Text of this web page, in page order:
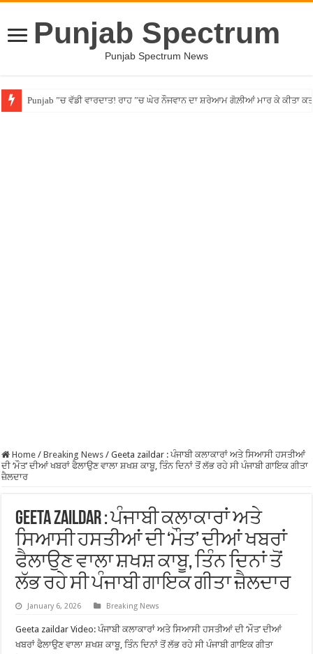
Punjab Spectrum
Punjab Spectrum News
Punjab ”ਚ ਵੱਡੀ ਵਾਰਦਾਤ! ਰਾਹ ”ਚ ਘੇਰ ਨੌਜਵਾਨ ਦਾ ਸ਼ਰੇਆਮ ਗੋਲ਼ੀਆਂ ਮਾਰ ਕੇ ਕੀਤਾ
Dog Surgery Viral Video: ਇਨਸਾਨ ਤੋਂ ‘ਕੁੱਤਾ’ ਬਣਨ ਲਈ ਖ਼ਰਚ ਦਿੱਤੇ 220 ਕਰੋੜ;
Home / Breaking News / Geeta zaildar : ਪੰਜਾਬੀ ਕਲਾਕਾਰਾਂ ਅਤੇ ਸਿਆਸੀ ਹਸਤੀਆਂ
ਦੀ ‘ਮੌਤ’ ਦੀਆਂ ਖਬਰਾਂ ਫੈਲਾਉਣ ਵਾਲਾ ਸ਼ਖਸ਼ ਕਾਬੂ, ਤਿੰਨ ਦਿਨਾਂ ਤੋਂ ਲੱਭ ਰਹੇ ਸੀ ਪੰਜਾਬੀ ਗਾਇਕ ਗੀਤਾ
ਜ਼ੈਲਦਾਰ
Geeta zaildar : ਪੰਜਾਬੀ ਕਲਾਕਾਰਾਂ ਅਤੇ
ਸਿਆਸੀ ਹਸਤੀਆਂ ਦੀ ‘ਮੌਤ’ ਦੀਆਂ ਖਬਰਾਂ
ਫੈਲਾਉਣ ਵਾਲਾ ਸ਼ਖਸ਼ ਕਾਬੂ, ਤਿੰਨ ਦਿਨਾਂ ਤੋਂ
ਲੱਭ ਰਹੇ ਸੀ ਪੰਜਾਬੀ ਗਾਇਕ ਗੀਤਾ ਜ਼ੈਲਦਾਰ
January 6, 2026 Breaking News
Geeta zaildar Video: ਪੰਜਾਬੀ ਕਲਾਕਾਰਾਂ ਅਤੇ ਸਿਆਸੀ ਹਸਤੀਆਂ ਦੀ ‘ਮੌਤ’ ਦੀਆਂ
ਖਬਰਾਂ ਫੈਲਾਉਣ ਵਾਲਾ ਸ਼ਖਸ਼ ਕਾਬੂ, ਤਿੰਨ ਦਿਨਾਂ ਤੋਂ ਲੱਭ ਰਹੇ ਸੀ ਪੰਜਾਬੀ ਗਾਇਕ ਗੀਤਾ